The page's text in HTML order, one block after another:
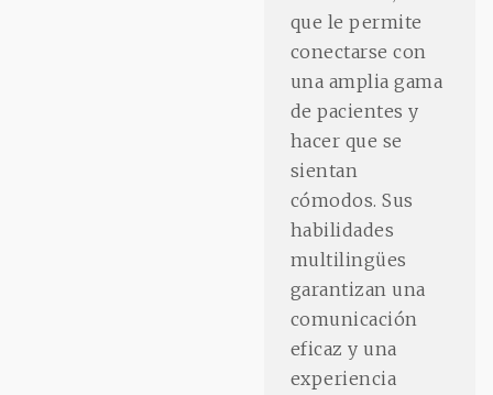
que le permite
conectarse con
una amplia gama
de pacientes y
hacer que se
sientan
cómodos. Sus
habilidades
multilingües
garantizan una
comunicación
eficaz y una
experiencia